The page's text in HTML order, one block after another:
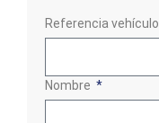
Referencia vehículo
Nombre